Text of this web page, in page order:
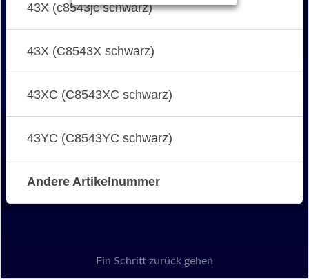
43X (c8543jc schwarz)
43X (C8543X schwarz)
43XC (C8543XC schwarz)
43YC (C8543YC schwarz)
Andere Artikelnummer
Ein Schritt zurück gehen